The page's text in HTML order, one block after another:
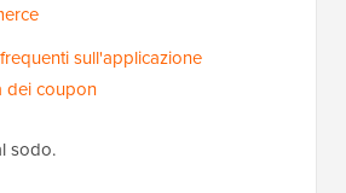
sull'applicazione
dei coupon
sodo.